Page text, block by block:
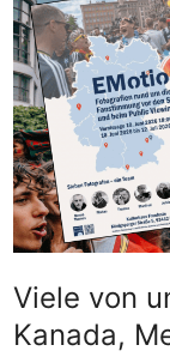
Viele von
Kanada,